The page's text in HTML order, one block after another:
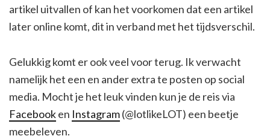
artikel uitvallen of kan het voorkomen dat een artikel
later online komt, dit in verband met het tijdsverschil.
Gelukkig komt er ook veel voor terug. Ik verwacht
namelijk het een en ander extra te posten op social
media. Mocht je het leuk vinden kun je de reis via
Facebooken Instagram(@lotlikeLOT) een beetje
meebeleven.